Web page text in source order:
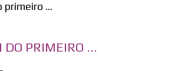
DO PRIMEIRO ...